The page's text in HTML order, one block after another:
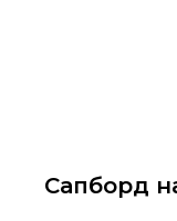
Сапборд